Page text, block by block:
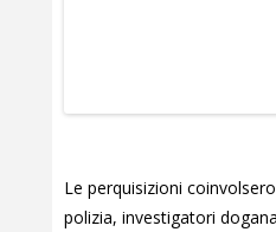
Le perquisizioni
polizia, investigatori